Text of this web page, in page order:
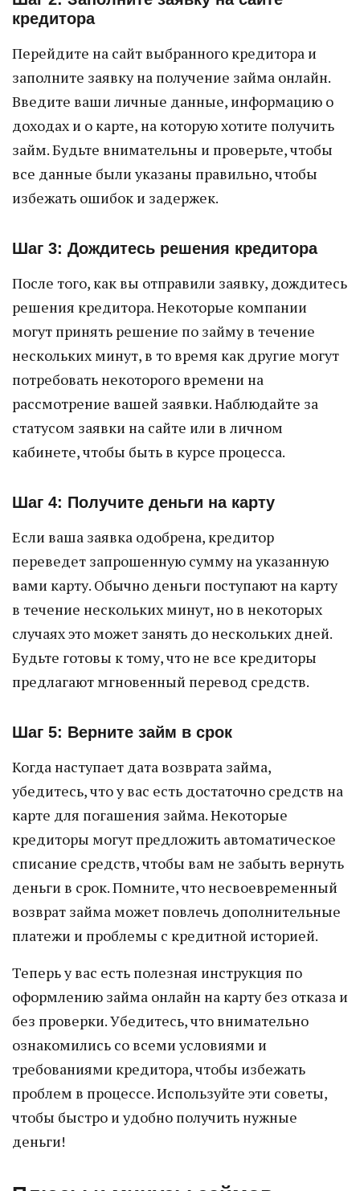
кредитора
Перейдите на сайт выбранного кредитора и
заполните заявку на получение займа онлайн.
Введите ваши личные данные, информацию о
доходах и о карте, на которую хотите получить
займ. Будьте внимательны и проверьте, чтобы
все данные были указаны правильно, чтобы
избежать ошибок и задержек.
Шаг 3: Дождитесь решения кредитора
После того, как вы отправили заявку, дождитесь
решения кредитора. Некоторые компании
могут принять решение по займу в течение
нескольких минут, в то время как другие могут
потребовать некоторого времени на
рассмотрение вашей заявки. Наблюдайте за
статусом заявки на сайте или в личном
кабинете, чтобы быть в курсе процесса.
Шаг 4: Получите деньги на карту
Если ваша заявка одобрена, кредитор
переведет запрошенную сумму на указанную
вами карту. Обычно деньги поступают на карту
в течение нескольких минут, но в некоторых
случаях это может занять до нескольких дней.
Будьте готовы к тому, что не все кредиторы
предлагают мгновенный перевод средств.
Шаг 5: Верните займ в срок
Когда наступает дата возврата займа,
убедитесь, что у вас есть достаточно средств на
карте для погашения займа. Некоторые
кредиторы могут предложить автоматическое
списание средств, чтобы вам не забыть вернуть
деньги в срок. Помните, что несвоевременный
возврат займа может повлечь дополнительные
платежи и проблемы с кредитной историей.
Теперь у вас есть полезная инструкция по
оформлению займа онлайн на карту без отказа и
без проверки. Убедитесь, что внимательно
ознакомились со всеми условиями и
требованиями кредитора, чтобы избежать
проблем в процессе. Используйте эти советы,
чтобы быстро и удобно получить нужные
деньги!